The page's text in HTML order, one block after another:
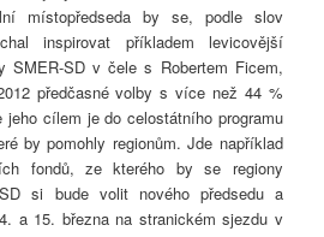
místopředseda by se, podle slov
inspirovat příkladem levicovější
SMER-SD v čele s Robertem Ficem,
předčasné volby s více než 44 %
jeho cílem je do celostátního programu
by pomohly regionům. Jde například
fondů, ze kterého by se regiony
si bude volit nového předsedu a
a 15. března na stranickém sjezdu v